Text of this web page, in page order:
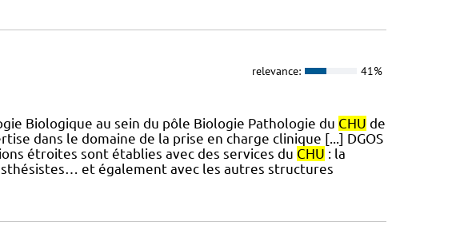
relevance: 41%
Biologique au sein du pôle Biologie Pathologie du CHU de
dans le domaine de la prise en charge clinique [...] DGOS
étroites sont établies avec des services du CHU : la
et également avec les autres structures